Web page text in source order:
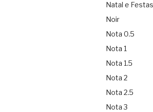
Natal e Festas
Noir
Nota 0.5
Nota 1
Nota 1.5
Nota 2
Nota 2.5
Nota 3